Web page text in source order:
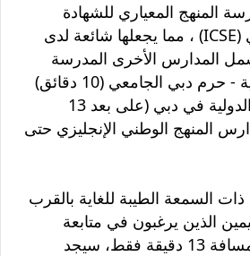
المنهج المعياري للشهادة
الهندية للتعليم الثانوي (ICSE) ، مما يجعلها شائعة لدى
المدارس الأخرى المدرسة
الهندية الدولية العالمية - حرم دبي الجامعي (10 دقائق)
ومدرسة نورد أنجليا الدولية في دبي (على بعد 13
المنهج الوطني الإنجليزي حتى
السمعة الطيبة للغاية بالقرب
10 للمقيمين الذين يرغبون في متابعة
التعليم العالي. على مسافة 13 دقيقة فقط، سيجد